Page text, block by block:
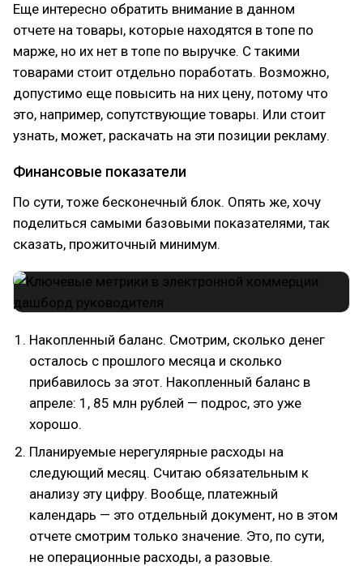
Еще интересно обратить внимание в данном
отчете на товары, которые находятся в топе по
марже, но их нет в топе по выручке. С такими
товарами стоит отдельно поработать. Возможно,
допустимо еще повысить на них цену, потому что
это, например, сопутствующие товары. Или стоит
узнать, может, раскачать на эти позиции рекламу.
Финансовые показатели
По сути, тоже бесконечный блок. Опять же, хочу
поделиться самыми базовыми показателями, так
сказать, прожиточный минимум.
Накопленный баланс. Смотрим, сколько денег
осталось с прошлого месяца и сколько
прибавилось за этот. Накопленный баланс в
апреле: 1, 85 млн рублей — подрос, это уже
хорошо.
Планируемые нерегулярные расходы на
следующий месяц. Считаю обязательным к
анализу эту цифру. Вообще, платежный
календарь — это отдельный документ, но в этом
отчете смотрим только значение. Это, по сути,
не операционные расходы, а разовые.